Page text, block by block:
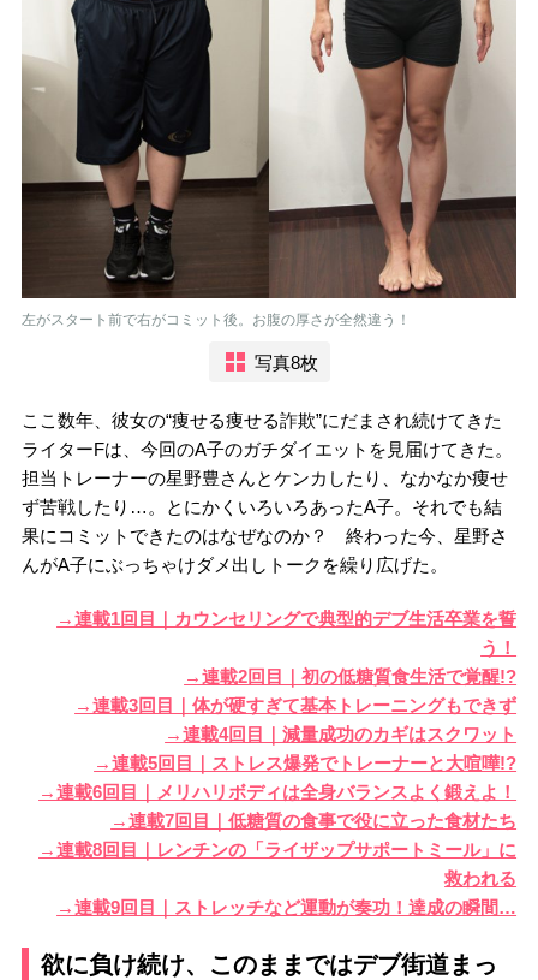
左がスタート前で右がコミット後。お腹の厚さが全然違う！
写真8枚
ここ数年、彼女の“痩せる痩せる詐欺”にだまされ続けてきた
ライターFは、今回のA子のガチダイエットを見届けてきた。
担当トレーナーの星野豊さんとケンカしたり、なかなか痩せ
ず苦戦したり…。とにかくいろいろあったA子。それでも結
果にコミットできたのはなぜなのか？ 終わった今、星野さ
んがA子にぶっちゃけダメ出しトークを繰り広げた。
→連載1回目｜カウンセリングで典型的デブ生活卒業を誓
う！
→連載2回目｜初の低糖質食生活で覚醒!?
→連載3回目｜体が硬すぎて基本トレーニングもできず
→連載4回目｜減量成功のカギはスクワット
→連載5回目｜ストレス爆発でトレーナーと大喧嘩!?
→連載6回目｜メリハリボディは全身バランスよく鍛えよ！
→連載7回目｜低糖質の食事で役に立った食材たち
→連載8回目｜レンチンの「ライザップサポートミール」に
救われる
→連載9回目｜ストレッチなど運動が奏功！達成の瞬間…
欲に負け続け、このままではデブ街道まっ